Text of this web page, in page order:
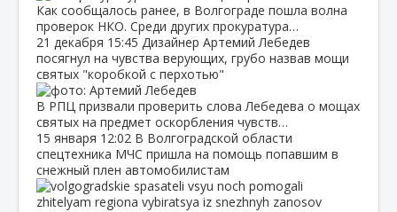
Как сообщалось ранее, в Волгограде пошла волна
проверок НКО. Среди других прокуратура…
21 декабря 15:45 Дизайнер Артемий Лебедев
посягнул на чувства верующих, грубо назвав мощи
святых "коробкой с перхотью"
В РПЦ призвали проверить слова Лебедева о мощах
святых на предмет оскорбления чувств…
15 января 12:02 В Волгоградской области
спецтехника МЧС пришла на помощь попавшим в
снежный плен автомобилистам